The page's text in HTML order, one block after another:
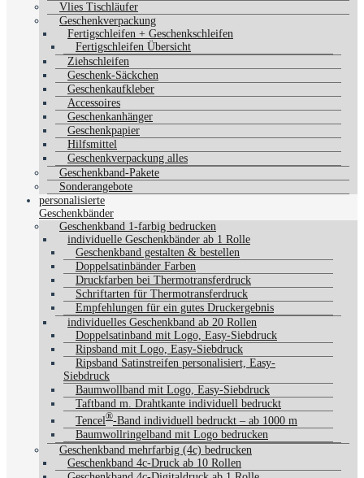
Vlies Tischläufer
Geschenkverpackung
Fertigschleifen + Geschenkschleifen
Fertigschleifen Übersicht
Ziehschleifen
Geschenk-Säckchen
Geschenkaufkleber
Accessoires
Geschenkanhänger
Geschenkpapier
Hilfsmittel
Geschenkverpackung alles
Geschenkband-Pakete
Sonderangebote
personalisierte
Geschenkbänder
Geschenkband 1-farbig bedrucken
individuelle Geschenkbänder ab 1 Rolle
Geschenkband gestalten & bestellen
Doppelsatinbänder Farben
Druckfarben bei Thermotransferdruck
Schriftarten für Thermotransferdruck
Empfehlungen für ein gutes Druckergebnis
individuelles Geschenkband ab 20 Rollen
Doppelsatinband mit Logo, Easy-Siebdruck
Ripsband mit Logo, Easy-Siebdruck
Ripsband Satinstreifen personalisiert, Easy-
Siebdruck
Baumwollband mit Logo, Easy-Siebdruck
Taftband m. Drahtkante individuell bedruckt
Tencel®-Band individuell bedruckt – ab 1000 m
Baumwollringelband mit Logo bedrucken
Geschenkband mehrfarbig (4c) bedrucken
Geschenkband 4c-Druck ab 10 Rollen